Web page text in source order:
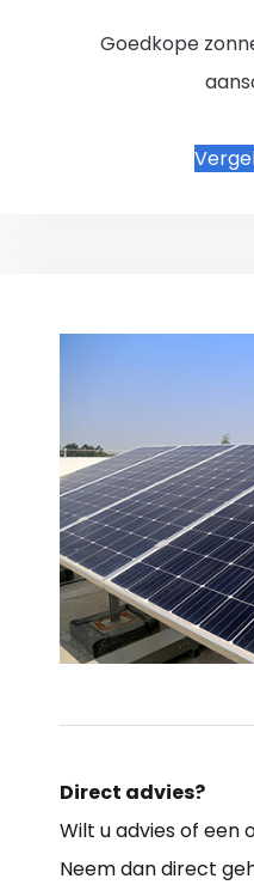
Goedkope
Direct advies?
Wilt u advies of een
Neem dan direct